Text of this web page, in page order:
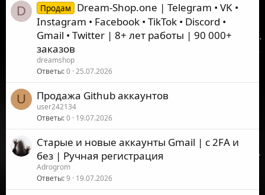
D Продам
Dream-Shop.one | Telegram • VK •
Instagram • Facebook • TikTok • Discord •
Gmail • Twitter | 8+ лет работы | 90 000+
заказов
dreamshop
Ответы 0 25.07.2026
U Продажа Github аккаунтов
user242134
Ответы 0 19.07.2026
Старые и новые аккаунты Gmail | с 2FA и
без | Ручная регистрация
Adrogrom
Ответы 9 19.07.2026